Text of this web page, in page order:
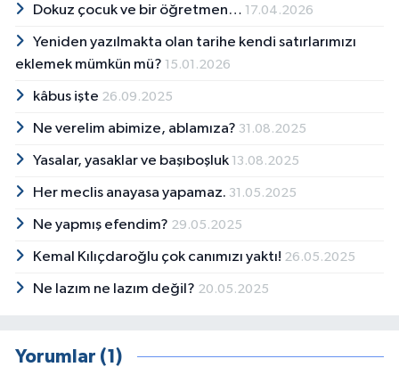
Dokuz çocuk ve bir öğretmen… 17.04.2026
Yeniden yazılmakta olan tarihe kendi satırlarımızı
eklemek mümkün mü? 15.01.2026
kâbus işte 26.09.2025
Ne verelim abimize, ablamıza? 31.08.2025
Yasalar, yasaklar ve başıboşluk 13.08.2025
Her meclis anayasa yapamaz. 31.05.2025
Ne yapmış efendim? 29.05.2025
Kemal Kılıçdaroğlu çok canımızı yaktı! 26.05.2025
Ne lazım ne lazım değil? 20.05.2025
Yorumlar (1)